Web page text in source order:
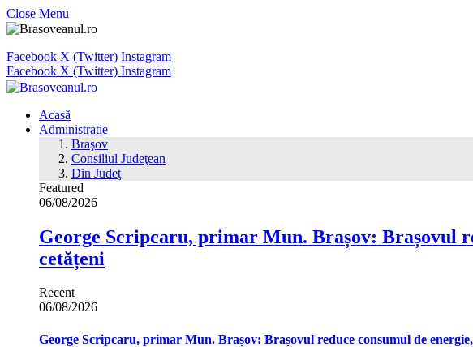
Close Menu
Facebook X (Twitter) Instagram
Facebook X (Twitter) Instagram
Acasă
Administratie
Braşov
Consiliul Judeţean
Din Judeţ
Featured
06/08/2026
George Scripcaru, primar Mun. Brașov: Brașovul
cetățeni
Recent
06/08/2026
George Scripcaru, primar Mun. Brașov: Brașovul reduce consumul de